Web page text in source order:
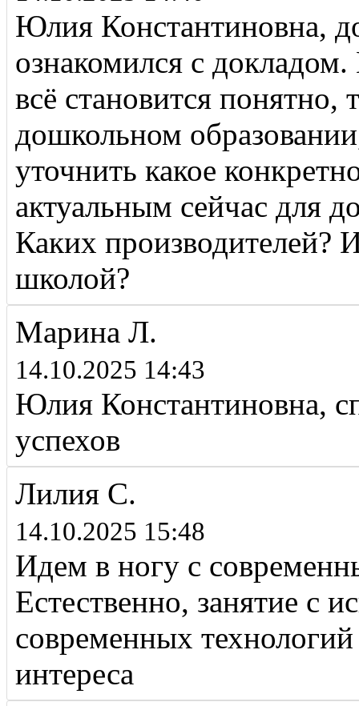
Юлия Константиновна,
ознакомился с
всё становится
дошкольном
уточнить какое
актуальным сейчас для
Каких производителей?
школой?
Марина Л.
14.10.2025 14:43
Юлия Константиновна,
успехов
Лилия С.
14.10.2025 15:48
Идем в ногу с
Естественно, занятие с
современных
интереса